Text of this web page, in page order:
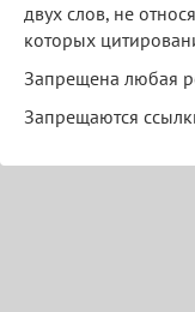
двух слов, не
которых
Запрещена любая
Запрещаются